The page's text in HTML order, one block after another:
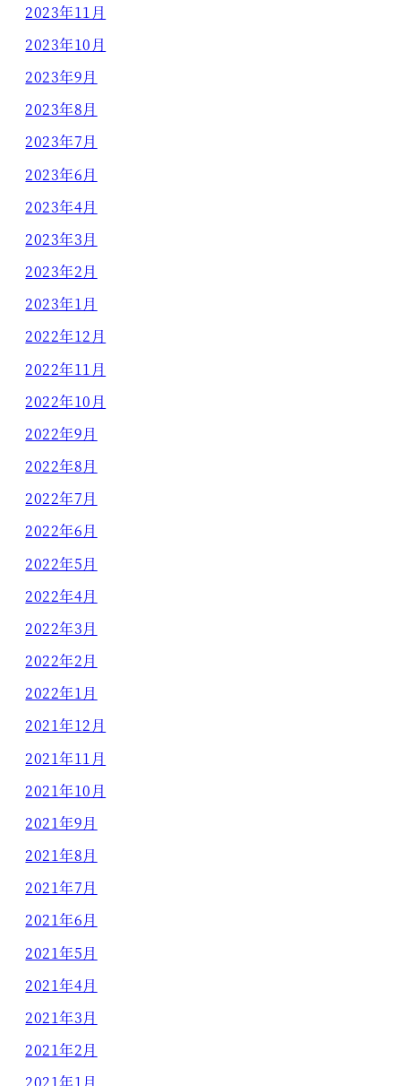
2023年11月
2023年10月
2023年9月
2023年8月
2023年7月
2023年6月
2023年4月
2023年3月
2023年2月
2023年1月
2022年12月
2022年11月
2022年10月
2022年9月
2022年8月
2022年7月
2022年6月
2022年5月
2022年4月
2022年3月
2022年2月
2022年1月
2021年12月
2021年11月
2021年10月
2021年9月
2021年8月
2021年7月
2021年6月
2021年5月
2021年4月
2021年3月
2021年2月